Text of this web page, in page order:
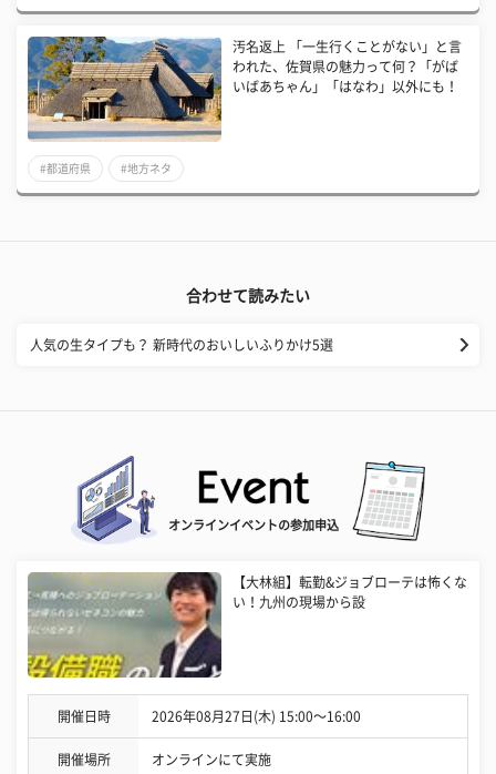
汚名返上 「一生行くことがない」と言
われた、佐賀県の魅力って何？「がば
いばあちゃん」「はなわ」以外にも！
#都道府県 #地方ネタ
合わせて読みたい
人気の生タイプも？ 新時代のおいしいふりかけ5選
オンラインイベントの参加申込
【大林組】転勤&ジョブローテは怖くな
い！九州の現場から設
開催日時 2026年08月27日(木) 15:00〜16:00
開催場所 オンラインにて実施